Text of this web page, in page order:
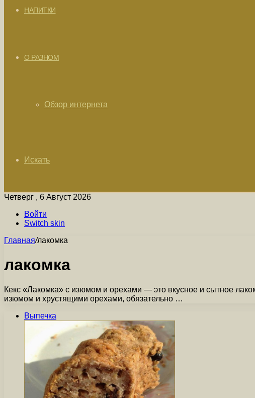
НАПИТКИ
О РАЗНОМ
Обзор интернета
Искать
Четверг , 6 Август 2026
Войти
Switch skin
Главная/лакомка
лакомка
Кекс «Лакомка» с изюмом и орехами — это вкусное и сытное
изюмом и хрустящими орехами, обязательно …
Выпечка